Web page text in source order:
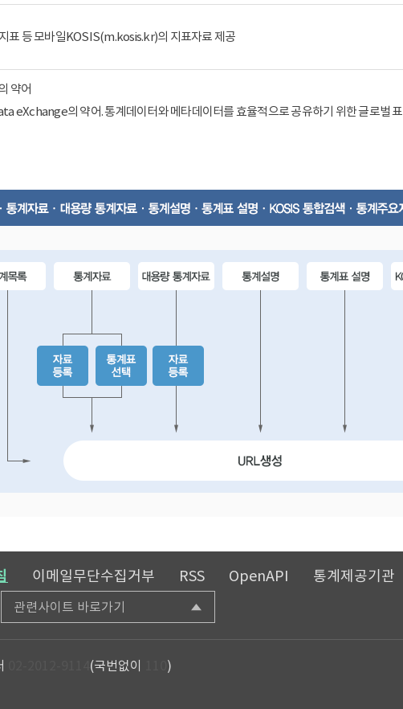
표 등 모바일KOSIS(m.kosis.kr)의 지표자료 제공
약어
의 약어. 통계데이터와 메타데이터를 효율적으로 공유하기 위한 글로벌
이메일무단수집거부 RSS OpenAPI 통계제공기관
관련사이트 바로가기
(국번없이
)